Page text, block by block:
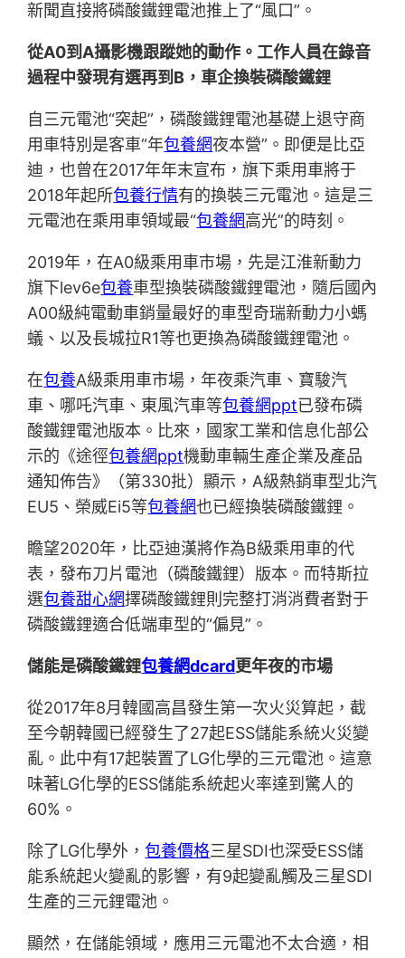
新聞直接將磷酸鐵鋰電池推上了“風口”。
從A0到A攝影機跟蹤她的動作。工作人員在錄音
過程中發現有選再到B，車企換裝磷酸鐵鋰
自三元電池“突起”，磷酸鐵鋰電池基礎上退守商
用車特別是客車“年包養網夜本營”。即便是比亞
迪，也曾在2017年年末宣布，旗下乘用車將于
2018年起所包養行情有的換裝三元電池。這是三
元電池在乘用車領域最“包養網高光”的時刻。
2019年，在A0級乘用車市場，先是江淮新動力
旗下lev6e包養車型換裝磷酸鐵鋰電池，隨后國內
A00級純電動車銷量最好的車型奇瑞新動力小螞
蟻、以及長城拉R1等也更換為磷酸鐵鋰電池。
在包養A級乘用車市場，年夜乘汽車、寶駿汽
車、哪吒汽車、東風汽車等包養網ppt已發布磷
酸鐵鋰電池版本。比來，國家工業和信息化部公
示的《途徑包養網ppt機動車輛生產企業及產品
通知佈告》（第330批）顯示，A級熱銷車型北汽
EU5、榮威Ei5等包養網也已經換裝磷酸鐵鋰。
瞻望2020年，比亞迪漢將作為B級乘用車的代
表，發布刀片電池（磷酸鐵鋰）版本。而特斯拉
選包養甜心網擇磷酸鐵鋰則完整打消消費者對于
磷酸鐵鋰適合低端車型的“偏見”。
儲能是磷酸鐵鋰包養網dcard更年夜的市場
從2017年8月韓國高昌發生第一次火災算起，截
至今朝韓國已經發生了27起ESS儲能系統火災變
亂。此中有17起裝置了LG化學的三元電池。這意
味著LG化學的ESS儲能系統起火率達到驚人的
60%。
除了LG化學外，包養價格三星SDI也深受ESS儲
能系統起火變亂的影響，有9起變亂觸及三星SDI
生產的三元鋰電池。
顯然，在儲能領域，應用三元電池不太合適，相